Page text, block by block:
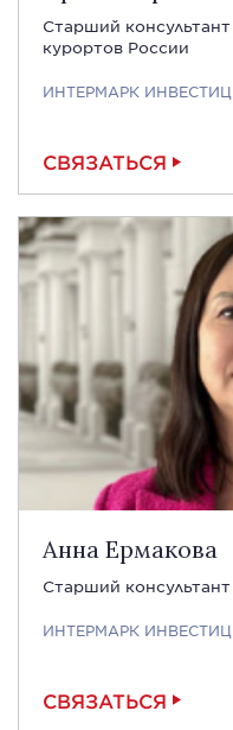
Старший
курортов России
ИНТЕРМАРК
СВЯЗАТЬСЯ
Анна Ермакова
Старший
ИНТЕРМАРК
СВЯЗАТЬСЯ